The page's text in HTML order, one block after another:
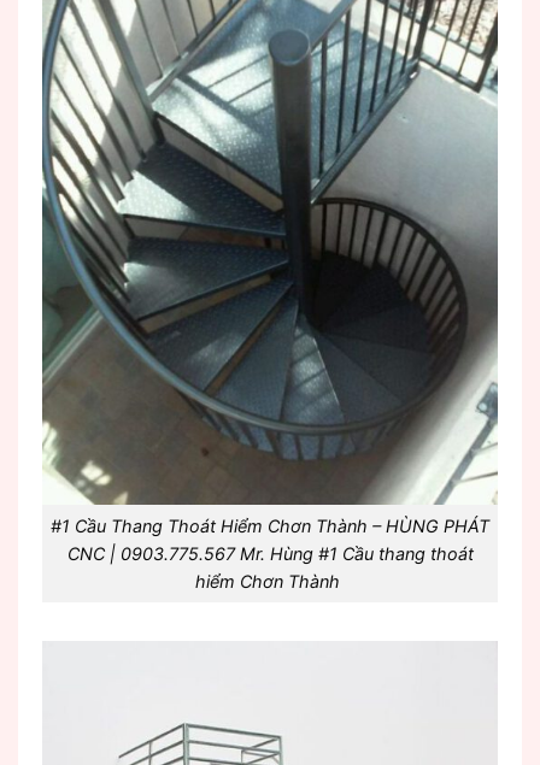
#1 Cầu Thang Thoát Hiểm Chơn Thành – HÙNG PHÁT
CNC | 0903.775.567 Mr. Hùng #1 Cầu thang thoát
hiểm Chơn Thành